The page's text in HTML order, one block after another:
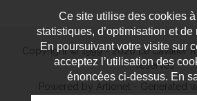
Copyright © 1999 - 2026 Le Cavalier
réservés
Powered by Artionet - Generated
Ce site utilise des cookies
statistiques, d’optimisation et
En poursuivant votre visite sur
acceptez l’utilisation des
énoncées ci-dessus. En